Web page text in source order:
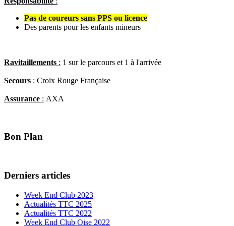
Pas de coureurs sans PPS ou licence
Des parents pour les enfants mineurs
Ravitaillements : 1 sur le parcours et 1 à l'arrivée
Secours : Croix Rouge Française
Assurance : AXA
Bon Plan
Derniers articles
Week End Club 2023
Actualités TTC 2025
Actualités TTC 2022
Week End Club Oise 2022